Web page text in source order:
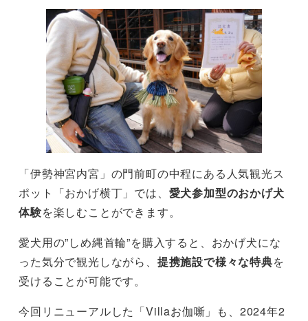
「伊勢神宮内宮」の門前町の中程にある人気観光ス
ポット「おかげ横丁」では、 愛犬参加型のおかげ犬
体験を楽しむことができます。
愛犬用の”しめ縄首輪”を購入すると、おかげ犬にな
った気分で観光しながら、 提携施設で様々な特典を
受けることが可能です。
今回リニューアルした「Villaお伽噺」も、2024年2